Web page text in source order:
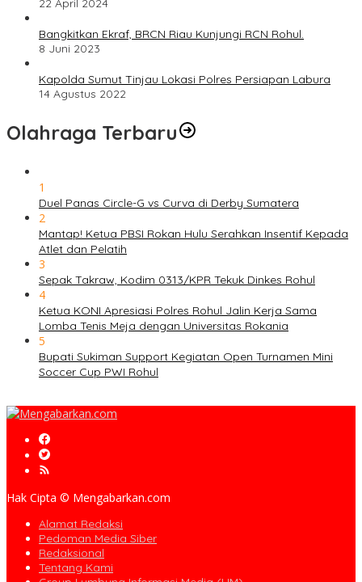
22 April 2024
Bangkitkan Ekraf, BRCN Riau Kunjungi RCN Rohul.
8 Juni 2023
Kapolda Sumut Tinjau Lokasi Polres Persiapan Labura
14 Agustus 2022
Olahraga Terbaru
1
Duel Panas Circle-G vs Curva di Derby Sumatera
2
Mantap! Ketua PBSI Rokan Hulu Serahkan Insentif Kepada
Atlet dan Pelatih
3
Sepak Takraw, Kodim 0313/KPR Tekuk Dinkes Rohul
4
Ketua KONI Apresiasi Polres Rohul Jalin Kerja Sama
Lomba Tenis Meja dengan Universitas Rokania
5
Bupati Sukiman Support Kegiatan Open Turnamen Mini
Soccer Cup PWI Rohul
Hak Cipta © Mengabarkan.com
Alamat Redaksi
Pedoman Media Siber
Redaksional
Tentang Kami